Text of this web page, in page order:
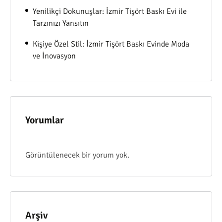
Yenilikçi Dokunuşlar: İzmir Tişört Baskı Evi ile
Tarzınızı Yansıtın
Kişiye Özel Stil: İzmir Tişört Baskı Evinde Moda
ve İnovasyon
Yorumlar
Görüntülenecek bir yorum yok.
Arşiv